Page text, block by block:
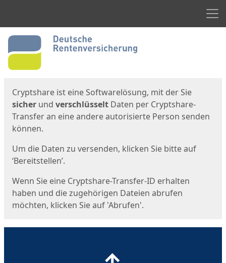
Start
Cryptshare ist eine Softwarelösung, mit der Sie
sicher und verschlüsselt Daten per Cryptshare-
Transfer an eine andere autorisierte Person senden
können.
Um die Daten zu versenden, klicken Sie bitte auf
‘Bereitstellen’.
Wenn Sie eine Cryptshare-Transfer-ID erhalten
haben und die zugehörigen Dateien abrufen
möchten, klicken Sie auf 'Abrufen'.